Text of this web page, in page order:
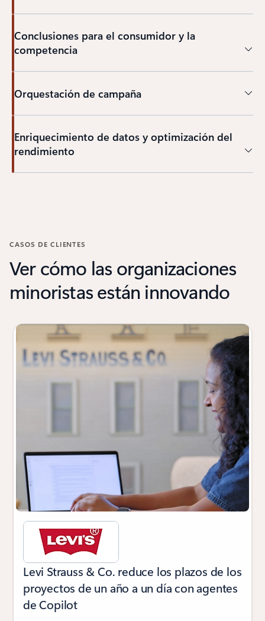
Conclusiones para el consumidor y la
competencia
Orquestación de campaña
Enriquecimiento de datos y optimización del
rendimiento
CASOS DE CLIENTES
Ver cómo las organizaciones
minoristas están innovando
Mostrando 1 de diapositiva de 6
Levi Strauss & Co. reduce los plazos de los
proyectos de un año a un día con agentes
de Copilot